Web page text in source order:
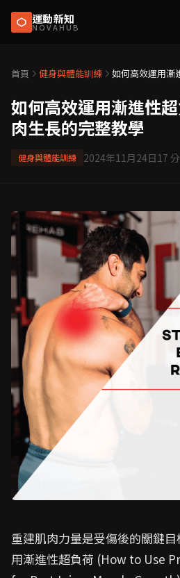
運動新知
NOVAHUB
首頁 健身與體能訓練
如何高效運用漸
如何高效運用漸進性
肉生長的完整教學
健身與體能訓練 2024年11月24日17
重建肌肉力量是受傷後的關鍵
用漸進性超負荷 (How to Use